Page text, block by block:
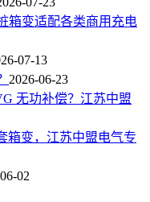
箱变适配各类商用充电
07-13
2026-06-23
无功补偿？江苏中盟
箱变，江苏中盟电气专
02